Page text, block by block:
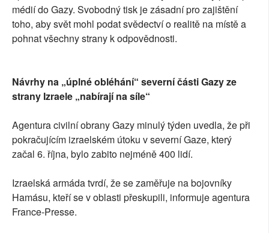
médií do Gazy. Svobodný tisk je zásadní pro zajištění
toho, aby svět mohl podat svědectví o realitě na místě a
pohnat všechny strany k odpovědnosti.
Návrhy na „úplné obléhání“ severní části Gazy ze
strany Izraele „nabírají na síle“
Agentura civilní obrany Gazy minulý týden uvedla, že při
pokračujícím izraelském útoku v severní Gaze, který
začal 6. října, bylo zabito nejméně 400 lidí.
Izraelská armáda tvrdí, že se zaměřuje na bojovníky
Hamásu, kteří se v oblasti přeskupili, informuje agentura
France-Presse.